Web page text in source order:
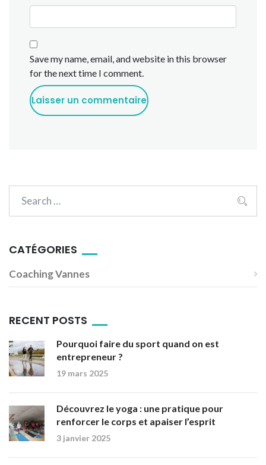
Save my name, email, and website in this browser
for the next time I comment.
CATÉGORIES
Coaching Vannes
RECENT POSTS
Pourquoi faire du sport quand on est
entrepreneur ?
19 mars 2025
Découvrez le yoga : une pratique pour
renforcer le corps et apaiser l’esprit
3 janvier 2025